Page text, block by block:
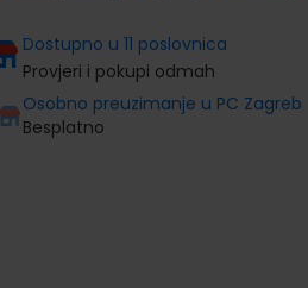
Dostupno u 11 poslovnica
Provjeri i pokupi odmah
Osobno preuzimanje u PC Zagreb
Besplatno